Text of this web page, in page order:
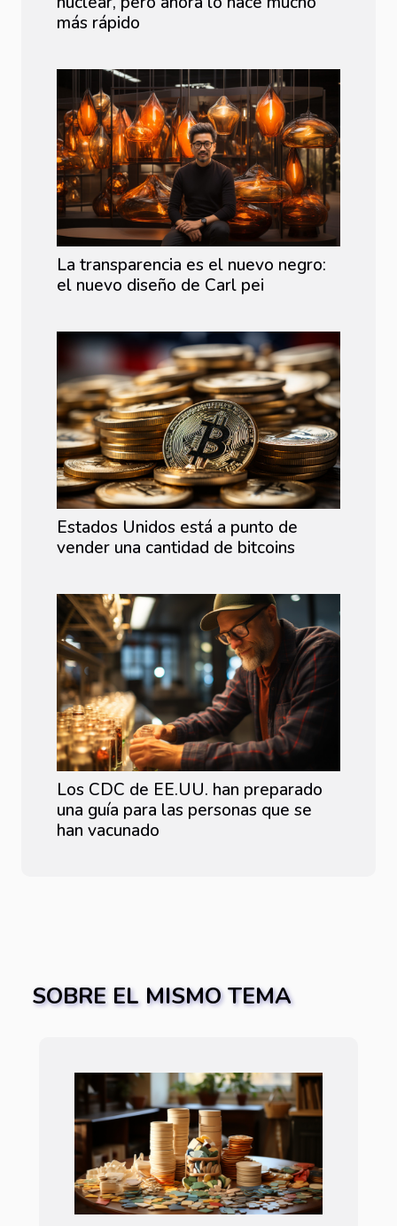
más rápido
La transparencia es el nuevo negro:
el nuevo diseño de Carl pei
Estados Unidos está a punto de
vender una cantidad de bitcoins
Los CDC de EE.UU. han preparado
una guía para las personas que se
han vacunado
SOBRE EL MISMO TEMA